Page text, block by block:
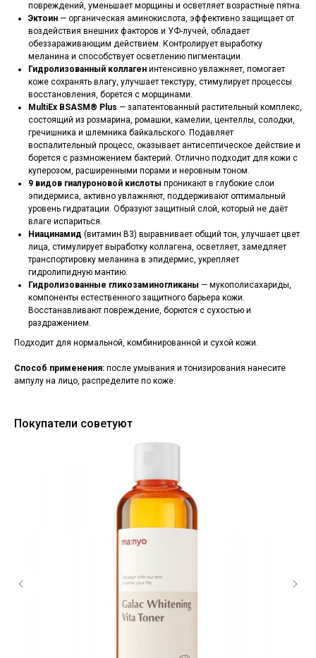
повреждений, уменьшает морщины и осветляет возрастные пятна.
Эктоин — органическая аминокислота, эффективно защищает от
воздействия внешних факторов и УФ-лучей, обладает
обеззараживающим действием. Контролирует выработку
меланина и способствует осветлению пигментации.
Гидролизованный коллаген интенсивно увлажняет, помогает
коже сохранять влагу, улучшает текстуру, стимулирует процессы
восстановления, борется с морщинами.
MultiEx BSASM® Plus — запатентованный растительный комплекс,
состоящий из розмарина, ромашки, камелии, центеллы, солодки,
гречишника и шлемника байкальского. Подавляет
воспалительный процесс, оказывает антисептическое действие и
борется с размножением бактерий. Отлично подходит для кожи с
куперозом, расширенными порами и неровным тоном.
9 видов гиалуроновой кислоты проникают в глубокие слои
эпидермиса, активно увлажняют, поддерживают оптимальный
уровень гидратации. Образуют защитный слой, который не даёт
влаге испариться.
Ниацинамид (витамин B3) выравнивает общий тон, улучшает цвет
лица, стимулирует выработку коллагена, осветляет, замедляет
транспортировку меланина в эпидермис, укрепляет
гидролипидную мантию.
Гидролизованные гликозаминогликаны — мукополисахариды,
компоненты естественного защитного барьера кожи.
Восстанавливают повреждение, борются с сухостью и
раздражением.
Подходит для нормальной, комбинированной и сухой кожи.
Способ применения: после умывания и тонизирования нанесите
ампулу на лицо, распределите по коже.
Покупатели советуют